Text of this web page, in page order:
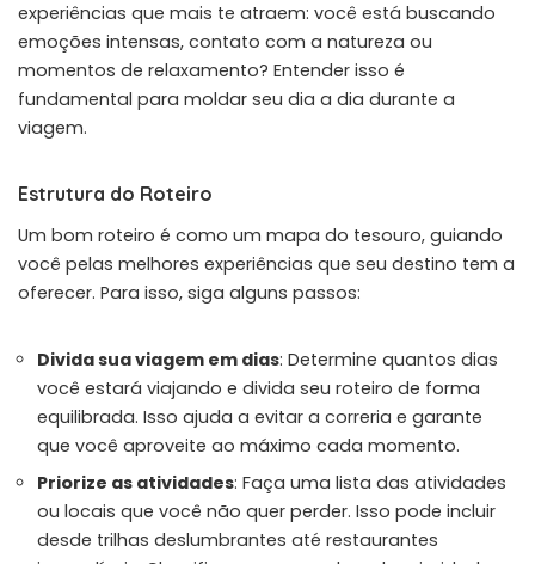
experiências que mais te atraem: você está buscando
emoções intensas, contato com a natureza ou
momentos de relaxamento? Entender isso é
fundamental para moldar seu dia a dia durante a
viagem.
Estrutura do Roteiro
Um bom roteiro é como um mapa do tesouro, guiando
você pelas melhores experiências que seu destino tem a
oferecer. Para isso, siga alguns passos:
Divida sua viagem em dias: Determine quantos dias
você estará viajando e divida seu roteiro de forma
equilibrada. Isso ajuda a evitar a correria e garante
que você aproveite ao máximo cada momento.
Priorize as atividades: Faça uma lista das atividades
ou locais que você não quer perder. Isso pode incluir
desde trilhas deslumbrantes até restaurantes